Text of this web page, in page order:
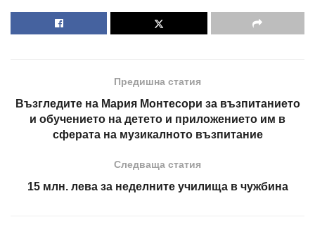
Предишна статия
Възгледите на Мария Монтесори за възпитанието
и обучението на детето и приложението им в
сферата на музикалното възпитание
Следваща статия
15 млн. лева за неделните училища в чужбина